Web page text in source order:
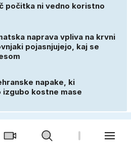
počitka ni vedno koristno
naprava vpliva na krvni
pojasnjujejo, kaj se
napake, ki
izgubo kostne mase